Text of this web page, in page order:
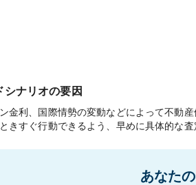
シナリオの要因
金利、国際情勢の変動などによって不動
きすぐ行動できるよう、早めに具体的な査
あなた